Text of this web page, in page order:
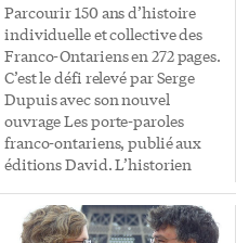
Parcourir 150 ans d’histoire
individuelle et collective des
Franco-Ontariens en 272 pages.
C’est le défi relevé par Serge
Dupuis avec son nouvel
ouvrage Les porte-paroles
franco-ontariens, publié aux
éditions David. L’historien
essai lors d’une conférence en
ligne le 28 octobre. Un